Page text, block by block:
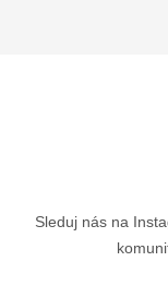
Sleduj nás na